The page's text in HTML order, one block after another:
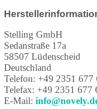
Stelling GmbH
Sedanstraße 17a
58507 Lüdenscheid
Deutschland
Telefon: +49 2351 677
Telefax: +49 2351 677
E-Mail: